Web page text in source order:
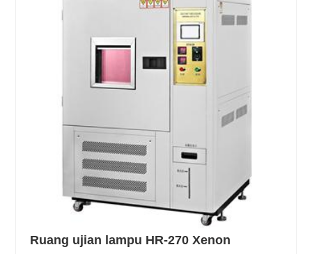
Ruang ujian lampu HR-270 Xenon